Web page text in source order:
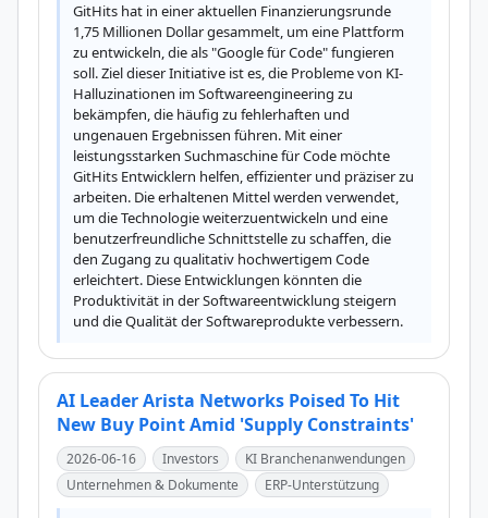
GitHits hat in einer aktuellen Finanzierungsrunde
1,75 Millionen Dollar gesammelt, um eine Plattform
zu entwickeln, die als "Google für Code" fungieren
soll. Ziel dieser Initiative ist es, die Probleme von KI-
Halluzinationen im Softwareengineering zu
bekämpfen, die häufig zu fehlerhaften und
ungenauen Ergebnissen führen. Mit einer
leistungsstarken Suchmaschine für Code möchte
GitHits Entwicklern helfen, effizienter und präziser zu
arbeiten. Die erhaltenen Mittel werden verwendet,
um die Technologie weiterzuentwickeln und eine
benutzerfreundliche Schnittstelle zu schaffen, die
den Zugang zu qualitativ hochwertigem Code
erleichtert. Diese Entwicklungen könnten die
Produktivität in der Softwareentwicklung steigern
und die Qualität der Softwareprodukte verbessern.
AI Leader Arista Networks Poised To Hit
New Buy Point Amid 'Supply Constraints'
2026-06-16 Investors
KI Branchenanwendungen
Unternehmen & Dokumente
ERP-Unterstützung